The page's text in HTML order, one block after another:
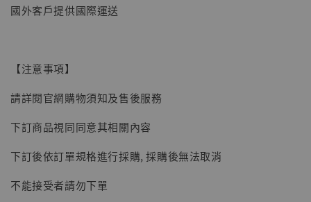
【現貨】BJSTUDIO 1/6系列可動蒐藏人偶 讓
NT$ 4,980
NT$ 5,300
加入購物車
國外客戶提供國際運送
【注意事項】
請詳閱官網購物須知及售後服務
下訂商品視同同意其相關內容
下訂後依訂單規格進行採購, 採購後無法取消
不能接受者請勿下單